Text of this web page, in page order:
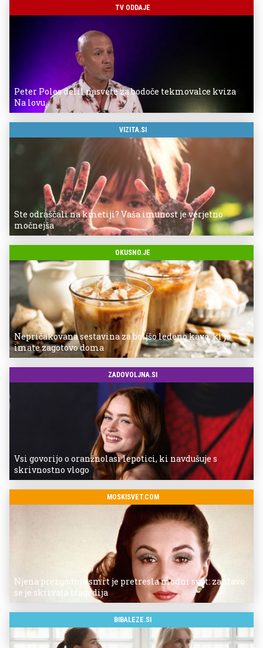
TV ODDAJE
Peter Poles delil nasvete za bodoče tekmovalce kviza
Na lovu
VIZITA.SI
Ste odraščali na kmetiji? Vaša imunost je verjetno
močnejša
OKUSNO.JE
Nepričakovana sestavina za boljšo ledeno kavo, ki jo
imate zagotovo doma
ZADOVOLJNA.SI
Vsi govorijo o oranžnolasi lepotici, ki navdušuje s
skrivnostno vlogo
MOSKISVET.COM
Njena prezgodnja smrt je pretresla modni svet: za slavo
se je skrivala tragedija
BIBALEZE.SI